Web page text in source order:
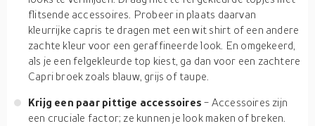
flitsende accessoires. Probeer in plaats daarvan
kleurrijke capris te dragen met een wit shirt of een andere
zachte kleur voor een geraffineerde look. En omgekeerd,
als je een felgekleurde top kiest, ga dan voor een zachtere
Capri broek zoals blauw, grijs of taupe.
Krijg een paar pittige accessoires- Accessoires zijn
een cruciale factor; ze kunnen je look maken of breken.